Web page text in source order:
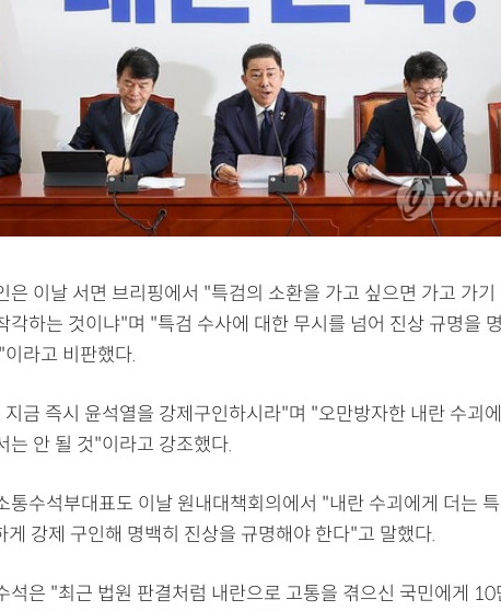
은 이날 서면 브리핑에서 "특검의 소환을 가고 싶으면 가고 가
각하는 것이냐"며 "특검 수사에 대한 무시를 넘어 진상 규명을
라고 비판했다.
금 즉시 윤석열을 강제구인하시라"며 "오만방자한 내란 수괴
는 안 될 것"이라고 강조했다.
통수석부대표도 이날 원내대책회의에서 "내란 수괴에게 더는
게 강제 구인해 명백히 진상을 규명해야 한다"고 말했다.
석은 "최근 법원 판결처럼 내란으로 고통을 겪으신 국민에게